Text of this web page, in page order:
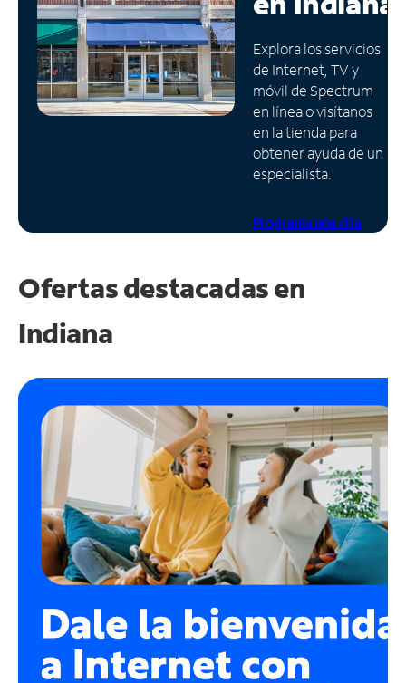
Administrar
cuenta
Encuentra
una
tienda
Explora los servicios
de Internet, TV y
móvil de Spectrum
en línea o visítanos
en la tienda para
obtener ayuda de un
especialista.
Programa una cita
Ofertas destacadas en
Indiana